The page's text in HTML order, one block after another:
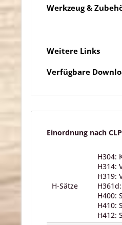
Werkzeug &
Weitere Links
Verfügbare
Einordnung nach
H-Sätze
H304:
H314:
H319:
H400:
H410:
H412: